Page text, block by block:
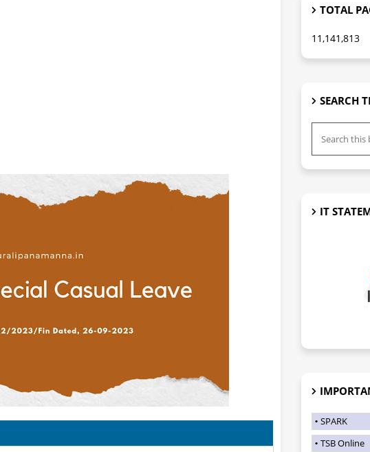
TOTAL
11,141,813
SEARCH
IT
SPARK
TSB Online